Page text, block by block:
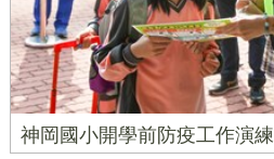
神岡國小開學前防疫工作演練